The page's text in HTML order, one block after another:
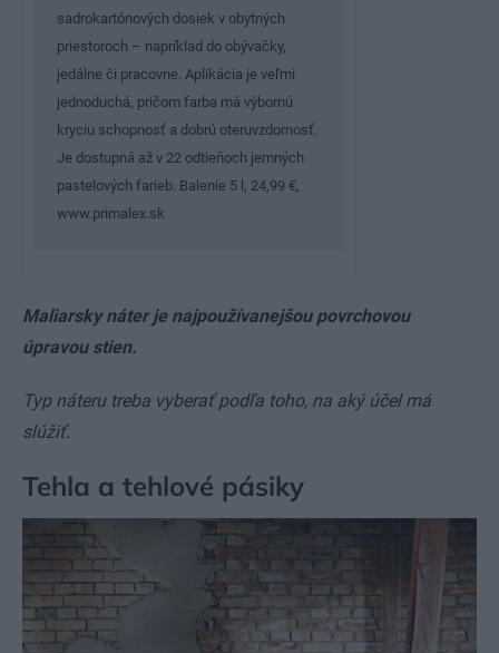
sadrokartónových dosiek v obytných
priestoroch – napríklad do obývačky,
jedálne či pracovne. Aplikácia je veľmi
jednoduchá, pričom farba má výbornú
kryciu schopnosť a dobrú oteruvzdornosť.
Je dostupná až v 22 odtieňoch jemných
pastelových farieb. Balenie 5 l, 24,99 €,
www.primalex.sk
Maliarsky náter je najpoužívanejšou povrchovou
úpravou stien.
Typ náteru treba vyberať podľa toho, na aký účel má
slúžiť.
Tehla a tehlové pásiky